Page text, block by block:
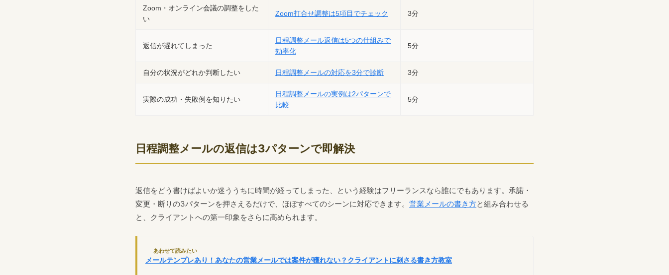
Zoom・オンライン会議の調整をした
い
Zoom打合せ調整は5項目でチェック 3分
返信が遅れてしまった
日程調整メール返信は5つの仕組みで
効率化
5分
自分の状況がどれか判断したい 日程調整メールの対応を3分で診断 3分
実際の成功・失敗例を知りたい
日程調整メールの実例は2パターンで
比較
5分
日程調整メールの返信は3パターンで即解決
返信をどう書けばよいか迷ううちに時間が経ってしまった、という経験はフリーランスなら誰にでもあります。承諾・
変更・断りの3パターンを押さえるだけで、ほぼすべてのシーンに対応できます。 営業メールの書き方と組み合わせる
と、クライアントへの第一印象をさらに高められます。
あわせて読みたい
メールテンプレあり！あなたの営業メールでは案件が獲れない？クライアントに刺さる書き方教室